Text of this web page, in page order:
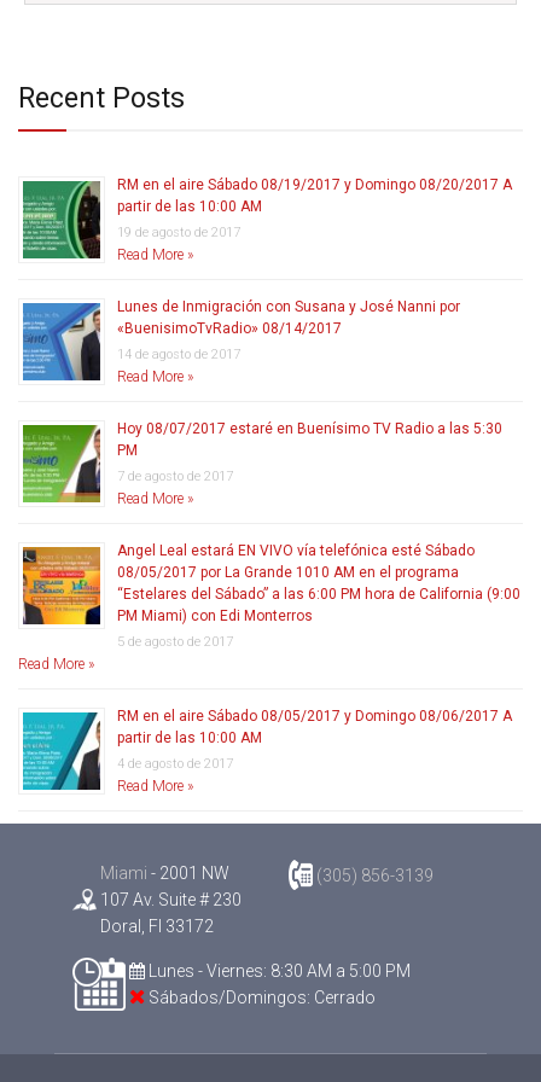
Recent Posts
RM en el aire Sábado 08/19/2017 y Domingo 08/20/2017 A
partir de las 10:00 AM
19 de agosto de 2017
Read More »
Lunes de Inmigración con Susana y José Nanni por
«BuenisimoTvRadio» 08/14/2017
14 de agosto de 2017
Read More »
Hoy 08/07/2017 estaré en Buenísimo TV Radio a las 5:30
PM
7 de agosto de 2017
Read More »
Angel Leal estará EN VIVO vía telefónica esté Sábado
08/05/2017 por La Grande 1010 AM en el programa
“Estelares del Sábado” a las 6:00 PM hora de California (9:00
PM Miami) con Edi Monterros
5 de agosto de 2017
Read More »
RM en el aire Sábado 08/05/2017 y Domingo 08/06/2017 A
partir de las 10:00 AM
4 de agosto de 2017
Read More »
Miami - 2001 NW
107 Av. Suite # 230
Doral, Fl 33172
(305) 856-3139
Lunes - Viernes: 8:30 AM a 5:00 PM
Sábados/Domingos: Cerrado